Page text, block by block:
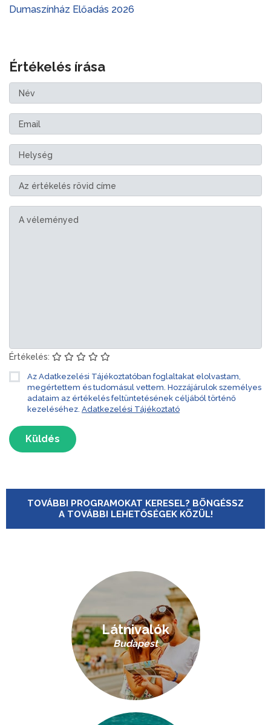
Dumaszínház Előadás 2026
Értékelés írása
Értékelés:
Az Adatkezelési Tájékoztatóban foglaltakat elolvastam,
megértettem és tudomásul vettem. Hozzájárulok személyes
adataim az értékelés feltüntetésének céljából történő
kezeléséhez. Adatkezelési Tájékoztató
Küldés
TOVÁBBI PROGRAMOKAT KERESEL? BÖNGÉSSZ
A TOVÁBBI LEHETŐSÉGEK KÖZÜL!
Látnivalók
Budapest